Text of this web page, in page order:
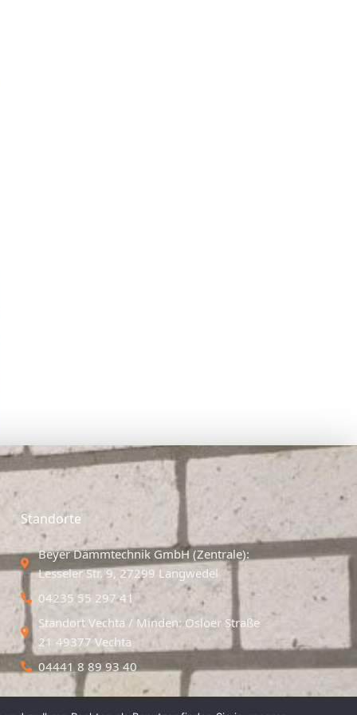
Standorte
Beyer Dämmtechnik GmbH (Zentrale):
Lesseler Str. 9, 27299 Langwedel
04235 55 297 41
Standort Vechta / Minden: Osloer Straße
21 49377 Vechta
04441 8 89 93 40